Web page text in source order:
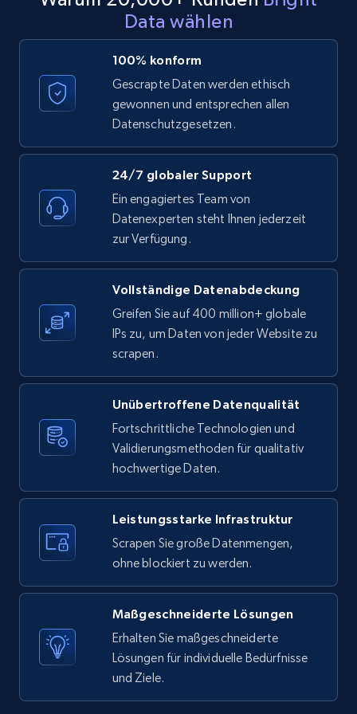
LinkedIn posts - Discover posts by Profile
URL
URL, ID, User id, Use url, Title, Headline, Post
text, Date posted, and more.
1.5K+ Gratis testen
LinkedIn posts - Discover new posts
company URL
text, Date posted, and more.
11.3K+ 1.5K+ Gratis testen
ID, User posted, Name, Description, Date
posted, Photos, URL, Quoted post, and more.
1.2K+ Gratis testen
X (formerly Twitter) - Posts - Collecting
ID, User posted, Name, Description, Date
posted, Photos, URL, Quoted post, and more.
10.3K+ 1.2K+ Gratis testen
Data wählen
100% konform
Gescrapte Daten werden ethisch
gewonnen und entsprechen allen
Datenschutzgesetzen.
24/7 globaler Support
Ein engagiertes Team von
Datenexperten steht Ihnen jederzeit
zur Verfügung.
Vollständige Datenabdeckung
Greifen Sie auf 400 million+ globale
IPs zu, um Daten von jeder Website zu
scrapen.
Unübertroffene Datenqualität
Fortschrittliche Technologien und
Validierungsmethoden für qualitativ
hochwertige Daten.
Leistungsstarke Infrastruktur
Scrapen Sie große Datenmengen,
ohne blockiert zu werden.
Maßgeschneiderte Lösungen
Erhalten Sie maßgeschneiderte
Lösungen für individuelle Bedürfnisse
und Ziele.